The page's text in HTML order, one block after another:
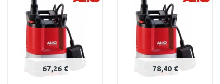
Vergleichen Vergleichen
67,26 € 78,40 €